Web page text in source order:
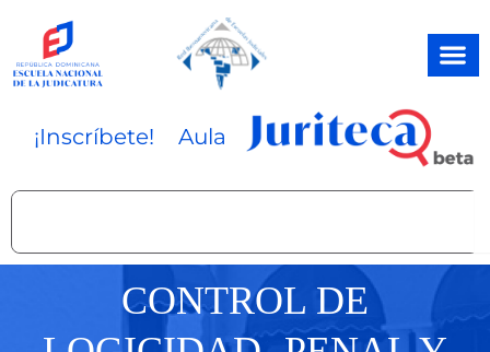
contenido
¡Inscríbete! Aula
Search
CONTROL DE